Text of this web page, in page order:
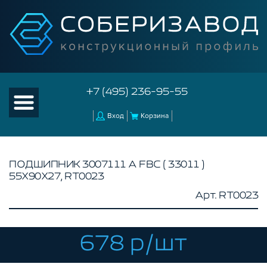
+7 (495) 236-95-55
Вход Корзина
КАТАЛОГ ТОВАРОВ
КОНСТРУКЦИОННЫЙ ПРОФИЛЬ
КОМПЛЕКТУЮЩИЕ К ЧПУ
АКСЕССУАРЫ ДЛЯ V-ПАЗА
ПОДШИПНИК 3007111 А FBC ( 33011 )
55Х90Х27, RT0023
Арт. RT0023
678 р/шт